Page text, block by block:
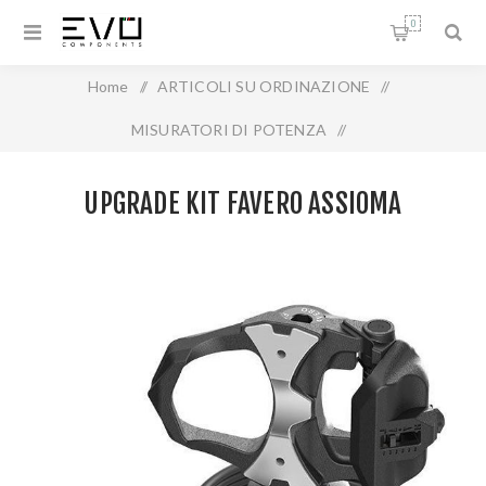
0
Home / ARTICOLI SU ORDINAZIONE /
MISURATORI DI POTENZA /
UPGRADE KIT FAVERO ASSIOMA